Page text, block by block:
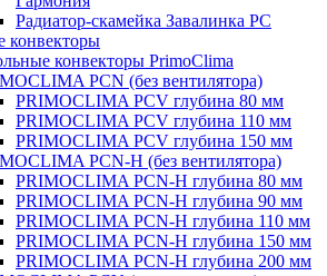
Радиатор-скамейка Завалинка РС
конвекторы
конвекторы PrimoClima
PCN (без вентилятора)
PRIMOCLIMA PCV глубина 80 мм
PRIMOCLIMA PCV глубина 110 мм
PRIMOCLIMA PCV глубина 150 мм
PCN-H (без вентилятора)
PRIMOCLIMA PCN-H глубина 80 мм
PRIMOCLIMA PCN-H глубина 90 мм
PRIMOCLIMA PCN-H глубина 110 мм
PRIMOCLIMA PCN-H глубина 150 мм
PRIMOCLIMA PCN-H глубина 200 мм